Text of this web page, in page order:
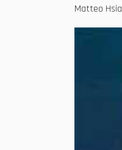
Matteo Hsia